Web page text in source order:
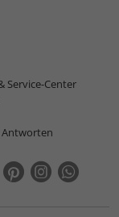
Service-Center
Antworten